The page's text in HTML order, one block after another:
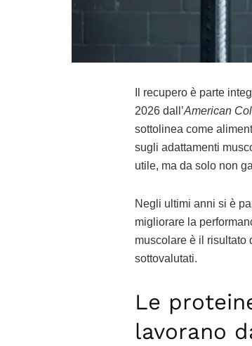
Il recupero è parte
2026 dall’American
sottolinea come
sugli adattamenti
utile, ma da solo non
Negli ultimi anni si è
migliorare la
muscolare è il risultato
sottovalutati.
Le
lavorano